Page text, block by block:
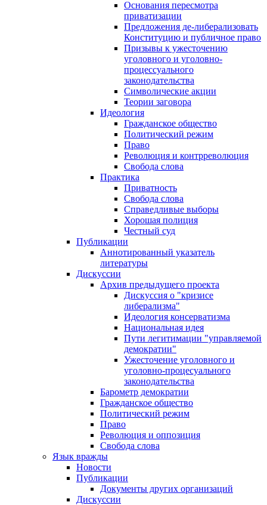
Основания пересмотра
приватизации
Предложения де-либерализовать
Конституцию и публичное право
Призывы к ужесточению
уголовного и уголовно-
процессуального
законодательства
Символические акции
Теории заговора
Идеология
Гражданское общество
Политический режим
Право
Революция и контрреволюция
Свобода слова
Практика
Приватность
Свобода слова
Справедливые выборы
Хорошая полиция
Честный суд
Публикации
Аннотированный указатель
литературы
Дискуссии
Архив предыдущего проекта
Дискуссия о "кризисе
либерализма"
Идеология консерватизма
Национальная идея
Пути легитимации "управляемой
демократии"
Ужесточение уголовного и
уголовно-процесуального
законодательства
Барометр демократии
Гражданское общество
Политический режим
Право
Революция и оппозиция
Свобода слова
Язык вражды
Новости
Публикации
Документы других организаций
Дискуссии